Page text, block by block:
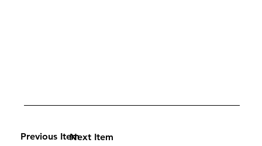
Next Item
Previous Item